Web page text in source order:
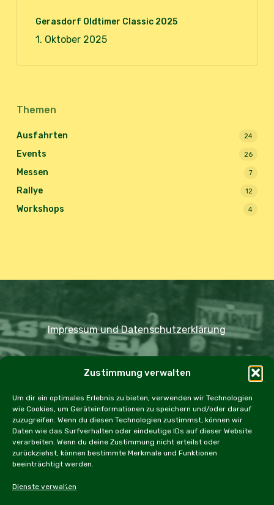
Zustimmung verwalten
Um dir ein optimales Erlebnis zu bieten, verwenden wir Technologien
wie Cookies, um Geräteinformationen zu speichern und/oder darauf
zuzugreifen. Wenn du diesen Technologien zustimmst, können wir
Daten wie das Surfverhalten oder eindeutige IDs auf dieser Website
verarbeiten. Wenn du deine Zustimmung nicht erteilst oder
zurückziehst, können bestimmte Merkmale und Funktionen
beeinträchtigt werden.
Dienste verwalten
Gerasdorf Oldtimer Classic 2025
1. Oktober 2025
Themen
Ausfahrten 24
Events 26
Messen 7
Rallye 12
Workshops 4
Impressum und Datenschutzerklärung
Home Ausfahrten Rallye
Events
Messen
Workshops Cookie Policy (EU)
facebook